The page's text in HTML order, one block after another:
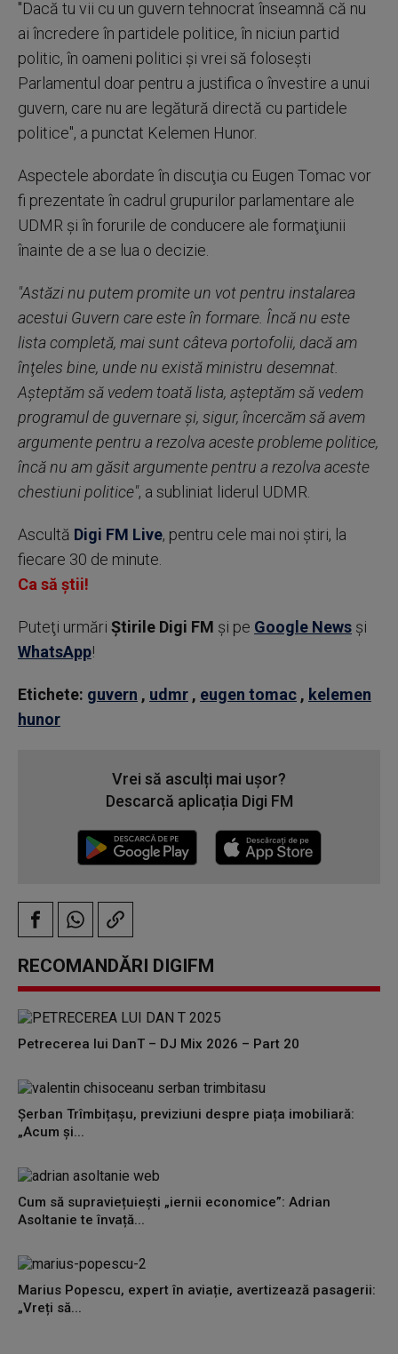
"Dacă tu vii cu un guvern tehnocrat înseamnă că nu
ai încredere în partidele politice, în niciun partid
politic, în oameni politici şi vrei să foloseşti
Parlamentul doar pentru a justifica o învestire a unui
guvern, care nu are legătură directă cu partidele
politice", a punctat Kelemen Hunor.
Aspectele abordate în discuţia cu Eugen Tomac vor
fi prezentate în cadrul grupurilor parlamentare ale
UDMR şi în forurile de conducere ale formaţiunii
înainte de a se lua o decizie.
"Astăzi nu putem promite un vot pentru instalarea
acestui Guvern care este în formare. Încă nu este
lista completă, mai sunt câteva portofolii, dacă am
înţeles bine, unde nu există ministru desemnat.
Aşteptăm să vedem toată lista, aşteptăm să vedem
programul de guvernare şi, sigur, încercăm să avem
argumente pentru a rezolva aceste probleme politice,
încă nu am găsit argumente pentru a rezolva aceste
chestiuni politice", a subliniat liderul UDMR.
Ascultă Digi FM Live, pentru cele mai noi știri, la
fiecare 30 de minute.
Ca să știi!
Puteţi urmări Știrile Digi FM şi pe Google News şi
WhatsApp!
Etichete: guvern , udmr , eugen tomac , kelemen
hunor
Vrei să asculți mai ușor?
Descarcă aplicația Digi FM
RECOMANDĂRI DIGIFM
Petrecerea lui DanT – DJ Mix 2026 – Part 20
Șerban Trîmbițașu, previziuni despre piața imobiliară:
„Acum și...
Cum să supraviețuiești „iernii economice”: Adrian
Asoltanie te învață...
Marius Popescu, expert în aviație, avertizează pasagerii:
„Vreți să...